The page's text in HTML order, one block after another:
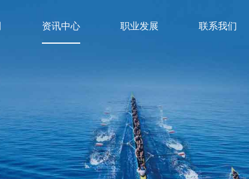
资讯中心 职业发展 联系我们